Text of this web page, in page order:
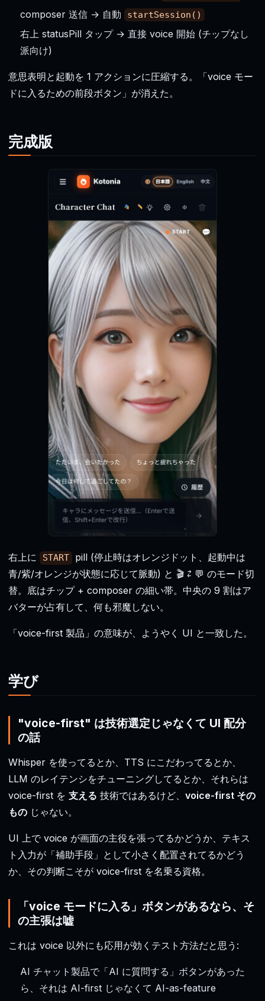
composer 送信 → 自動 startSession()
右上 statusPill タップ → 直接 voice 開始 (チップなし
派向け)
意思表明と起動を 1 アクションに圧縮する。「voice モー
ドに入るための前段ボタン」が消えた。
完成版
右上に START
pill (停止時はオレンジドット、起動中は
青/紫/オレンジが状態に応じて脈動) と 🎬 ⇄ 💬 のモード切
替。底はチップ + composer の細い帯。中央の 9 割はア
バターが占有して、何も邪魔しない。
「voice-first 製品」の意味が、ようやく UI と一致した。
学び
"voice-first" は技術選定じゃなくて UI 配分
の話
Whisper を使ってるとか、TTS にこだわってるとか、
LLM のレイテンシをチューニングしてるとか、それらは
voice-first を 支える 技術ではあるけど、 voice-first その
ものじゃない。
UI 上で voice が画面の主役を張ってるかどうか、テキス
ト入力が「補助手段」として小さく配置されてるかどう
か、その判断こそが voice-first を名乗る資格。
「voice モードに入る」ボタンがあるなら、そ
の主張は嘘
これは voice 以外にも応用が効くテスト方法だと思う:
AI チャット製品で「AI に質問する」ボタンがあった
ら、それは AI-first じゃなくて AI-as-feature